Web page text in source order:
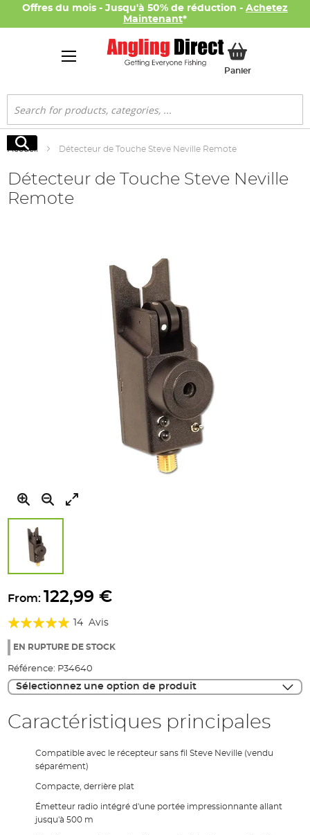
Offres du mois - Jusqu'à 50% de réduction - Achetez
Maintenant*
PanierMon panier
Rechercher
Rechercher
Accueil Détecteur de Touche Steve Neville Remote
Détecteur de Touche Steve Neville
Remote
to
beginning
the
gallery
From: 122,99 €
Évaluation:
96%
14Avis
EN RUPTURE DE STOCK
Référence: P34640
Sélectionnez une option de produit
Caractéristiques principales
Compatible avec le récepteur sans fil Steve Neville (vendu
séparément)
Compacte, derrière plat
Émetteur radio intégré d'une portée impressionnante allant
jusqu'à 500 m